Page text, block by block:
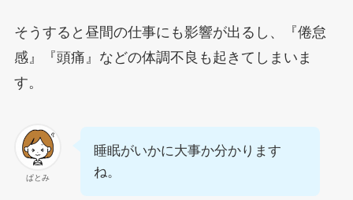
そうすると昼間の仕事にも影響が出るし、『倦怠
感』『頭痛』などの体調不良も起きてしまいま
す。
ぱとみ
睡眠がいかに大事か分かります
ね。